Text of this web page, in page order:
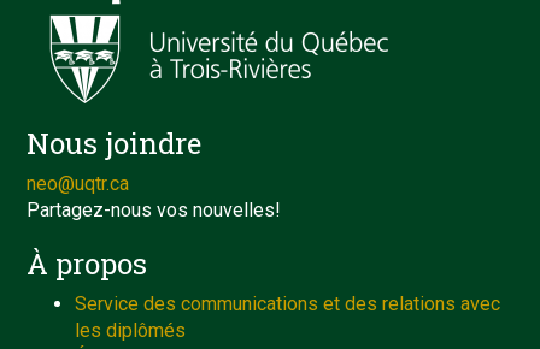
Nous joindre
neo@uqtr.ca
Partagez-nous vos nouvelles!
À propos
Service des communications et des relations avec
les diplômés